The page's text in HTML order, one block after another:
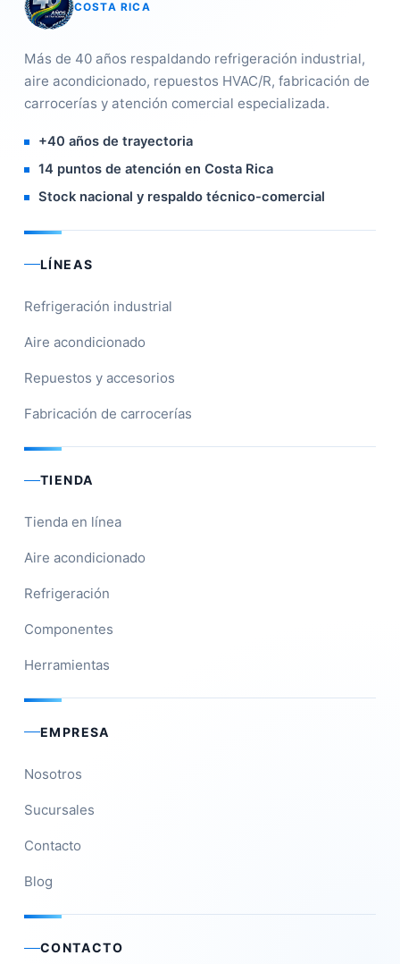
COSTA RICA
Más de 40 años respaldando refrigeración industrial,
aire acondicionado, repuestos HVAC/R, fabricación de
carrocerías y atención comercial especializada.
+40 años de trayectoria
14 puntos de atención en Costa Rica
Stock nacional y respaldo técnico-comercial
LÍNEAS
Refrigeración industrial
Aire acondicionado
Repuestos y accesorios
Fabricación de carrocerías
TIENDA
Tienda en línea
Aire acondicionado
Refrigeración
Componentes
Herramientas
EMPRESA
Nosotros
Sucursales
Contacto
Blog
CONTACTO